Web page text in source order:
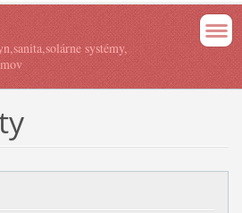
systémy,